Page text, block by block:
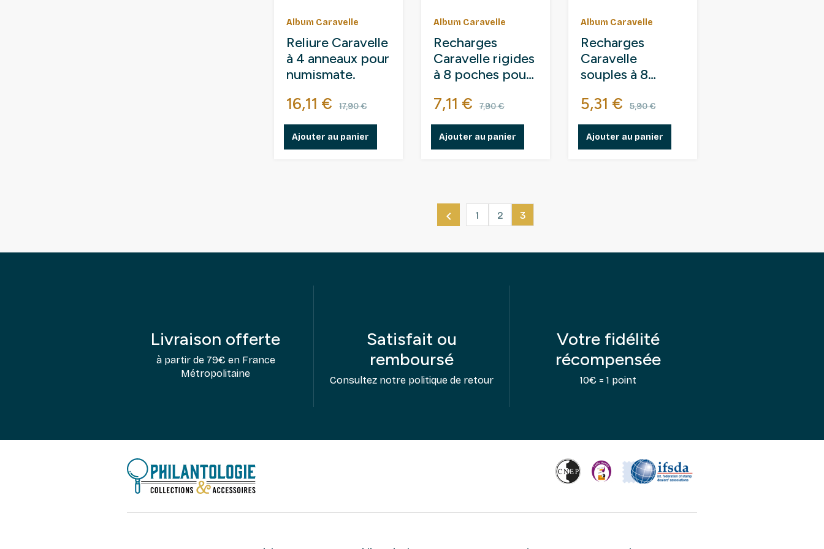
Album Caravelle
Reliure Caravelle
à 4 anneaux pour
numismate.
Prix
16,11 € Prix de base
17,90 €
Ajouter au panier
Album Caravelle
Recharges
Caravelle rigides
à 8 poches pour
coincards.
Prix
7,11 € Prix de base
7,90 €
Ajouter au panier
Album Caravelle
Recharges
Caravelle
souples à 8
télécartes,
coincards.
Prix
5,31 € Prix de base
5,90 €
Ajouter au panier
 1 2 3
Livraison offerte
à partir de 79€ en France
Métropolitaine
Satisfait ou
remboursé
Consultez notre politique de retour
Votre fidélité
récompensée
10€ = 1 point